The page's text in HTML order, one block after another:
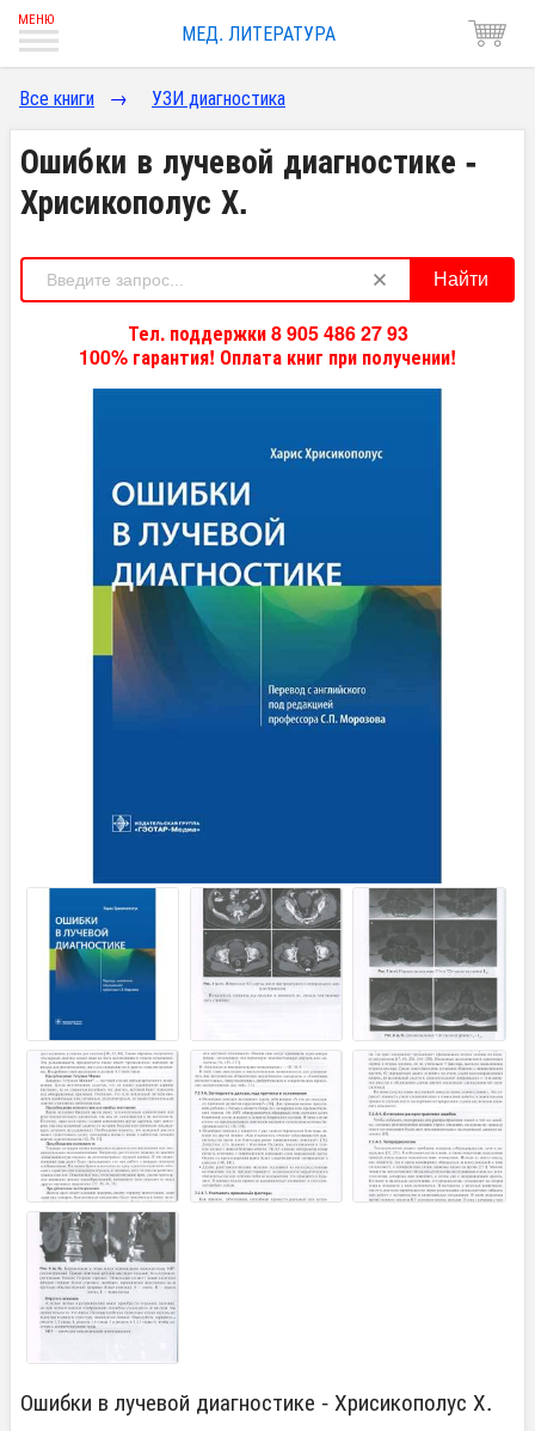
МЕД. ЛИТЕРАТУРА
Все книги → УЗИ диагностика
Ошибки в лучевой диагностике -
Хрисикополус Х.
Найти
Тел. поддержки 8 905 486 27 93
100% гарантия! Оплата книг при получении!
Ошибки в лучевой диагностике - Хрисикополус Х.